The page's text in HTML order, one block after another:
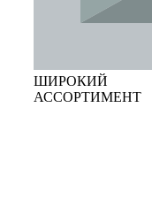
ШИРОКИЙ
АССОРТИМЕНТ